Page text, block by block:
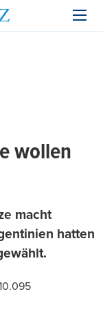
wollen
macht
hatten